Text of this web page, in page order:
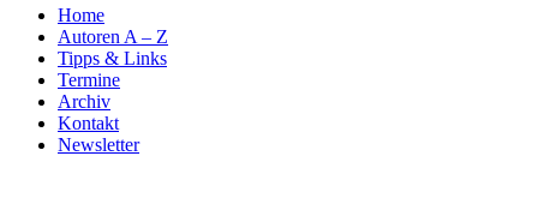
Home
Autoren A – Z
Tipps & Links
Termine
Archiv
Kontakt
Newsletter